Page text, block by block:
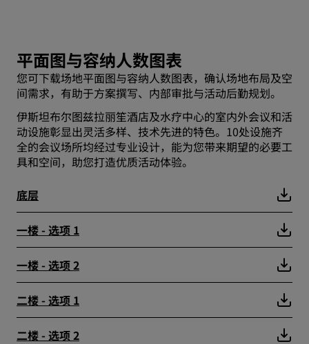
平面图与容纳人数图表
您可下载场地平面图与容纳人数图表，确认场地布局及空
间需求，有助于方案撰写、内部审批与活动后勤规划。
伊斯坦布尔图兹拉丽笙酒店及水疗中心的室内外会议和活
动设施彰显出灵活多样、技术先进的特色。10处设施齐
全的会议场所均经过专业设计，能为您带来期望的必要工
具和空间，助您打造优质活动体验。
底层
一楼 - 选项 1
一楼 - 选项 2
二楼 - 选项 1
二楼 - 选项 2